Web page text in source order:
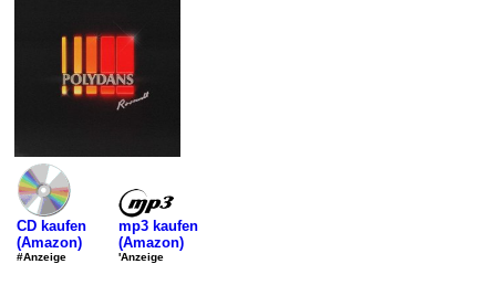
CD kaufen
(Amazon)
#Anzeige
mp3 kaufen
(Amazon)
'Anzeige